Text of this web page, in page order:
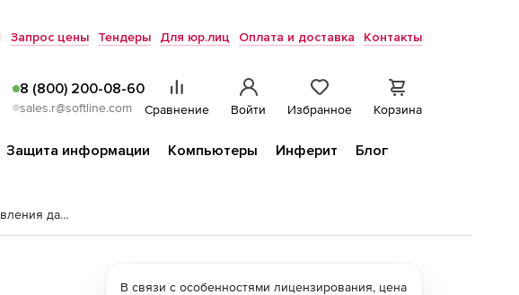
Запрос цены Тендеры Для юр.лиц Оплата и доставка Контакты
8 (800) 200-08-60
sales.r@softline.com Сравнение Войти Избранное Корзина
Защита информации Компьютеры Инферит
Блог
Программное обеспечение для восстановления данных
В связи с особенностями лицензирования, цена